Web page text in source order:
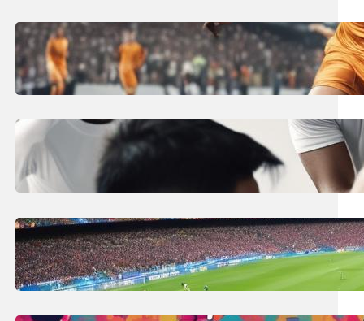
10 lipca, 2025
Środkowy obrońca w piłce nożnej:
stoper – kluczowy defensor!
10 lipca, 2025
Ile trwa przerwa w piłce nożnej?
Czas gry i rzeczywisty czas
trwania meczu!
9 lipca, 2025
Visca Barca co to znaczy?
Katalońskie hasło kibica FC
Barcelona!